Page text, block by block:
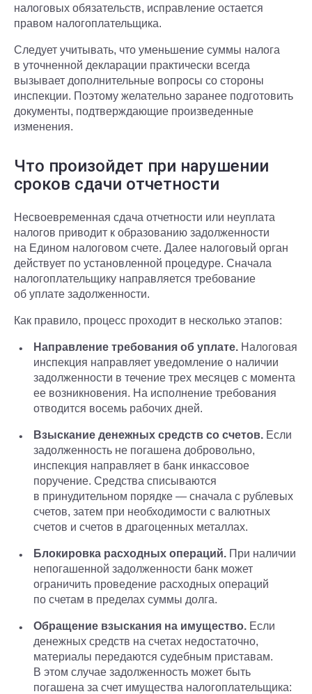
налоговых обязательств, исправление остается
правом налогоплательщика.
Следует учитывать, что уменьшение суммы налога
в уточненной декларации практически всегда
вызывает дополнительные вопросы со стороны
инспекции. Поэтому желательно заранее подготовить
документы, подтверждающие произведенные
изменения.
Что произойдет при нарушении
сроков сдачи отчетности
Несвоевременная сдача отчетности или неуплата
налогов приводит к образованию задолженности
на Едином налоговом счете. Далее налоговый орган
действует по установленной процедуре. Сначала
налогоплательщику направляется требование
об уплате задолженности.
Как правило, процесс проходит в несколько этапов:
Направление требования об уплате. Налоговая
инспекция направляет уведомление о наличии
задолженности в течение трех месяцев с момента
ее возникновения. На исполнение требования
отводится восемь рабочих дней.
Взыскание денежных средств со счетов. Если
задолженность не погашена добровольно,
инспекция направляет в банк инкассовое
поручение. Средства списываются
в принудительном порядке — сначала с рублевых
счетов, затем при необходимости с валютных
счетов и счетов в драгоценных металлах.
Блокировка расходных операций. При наличии
непогашенной задолженности банк может
ограничить проведение расходных операций
по счетам в пределах суммы долга.
Обращение взыскания на имущество. Если
денежных средств на счетах недостаточно,
материалы передаются судебным приставам.
В этом случае задолженность может быть
погашена за счет имущества налогоплательщика: